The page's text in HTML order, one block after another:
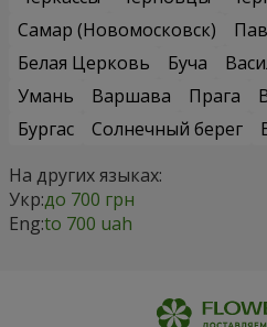
Самар (Новомосковск)
Белая Церковь
Буча
Умань
Варшава Прага
Бургас
Солнечный берег
На других языках:
Укр:до 700 грн
Eng:to 700 uah